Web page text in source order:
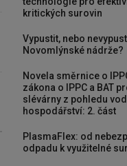
kritických surovin
Vypustit, nebo
Novomlýnské nádrže?
Novela směrnice o
zákona o IPPC a BAT
slévárny z pohledu
hospodářství: 2. část
PlasmaFlex: od
odpadu k využitelné